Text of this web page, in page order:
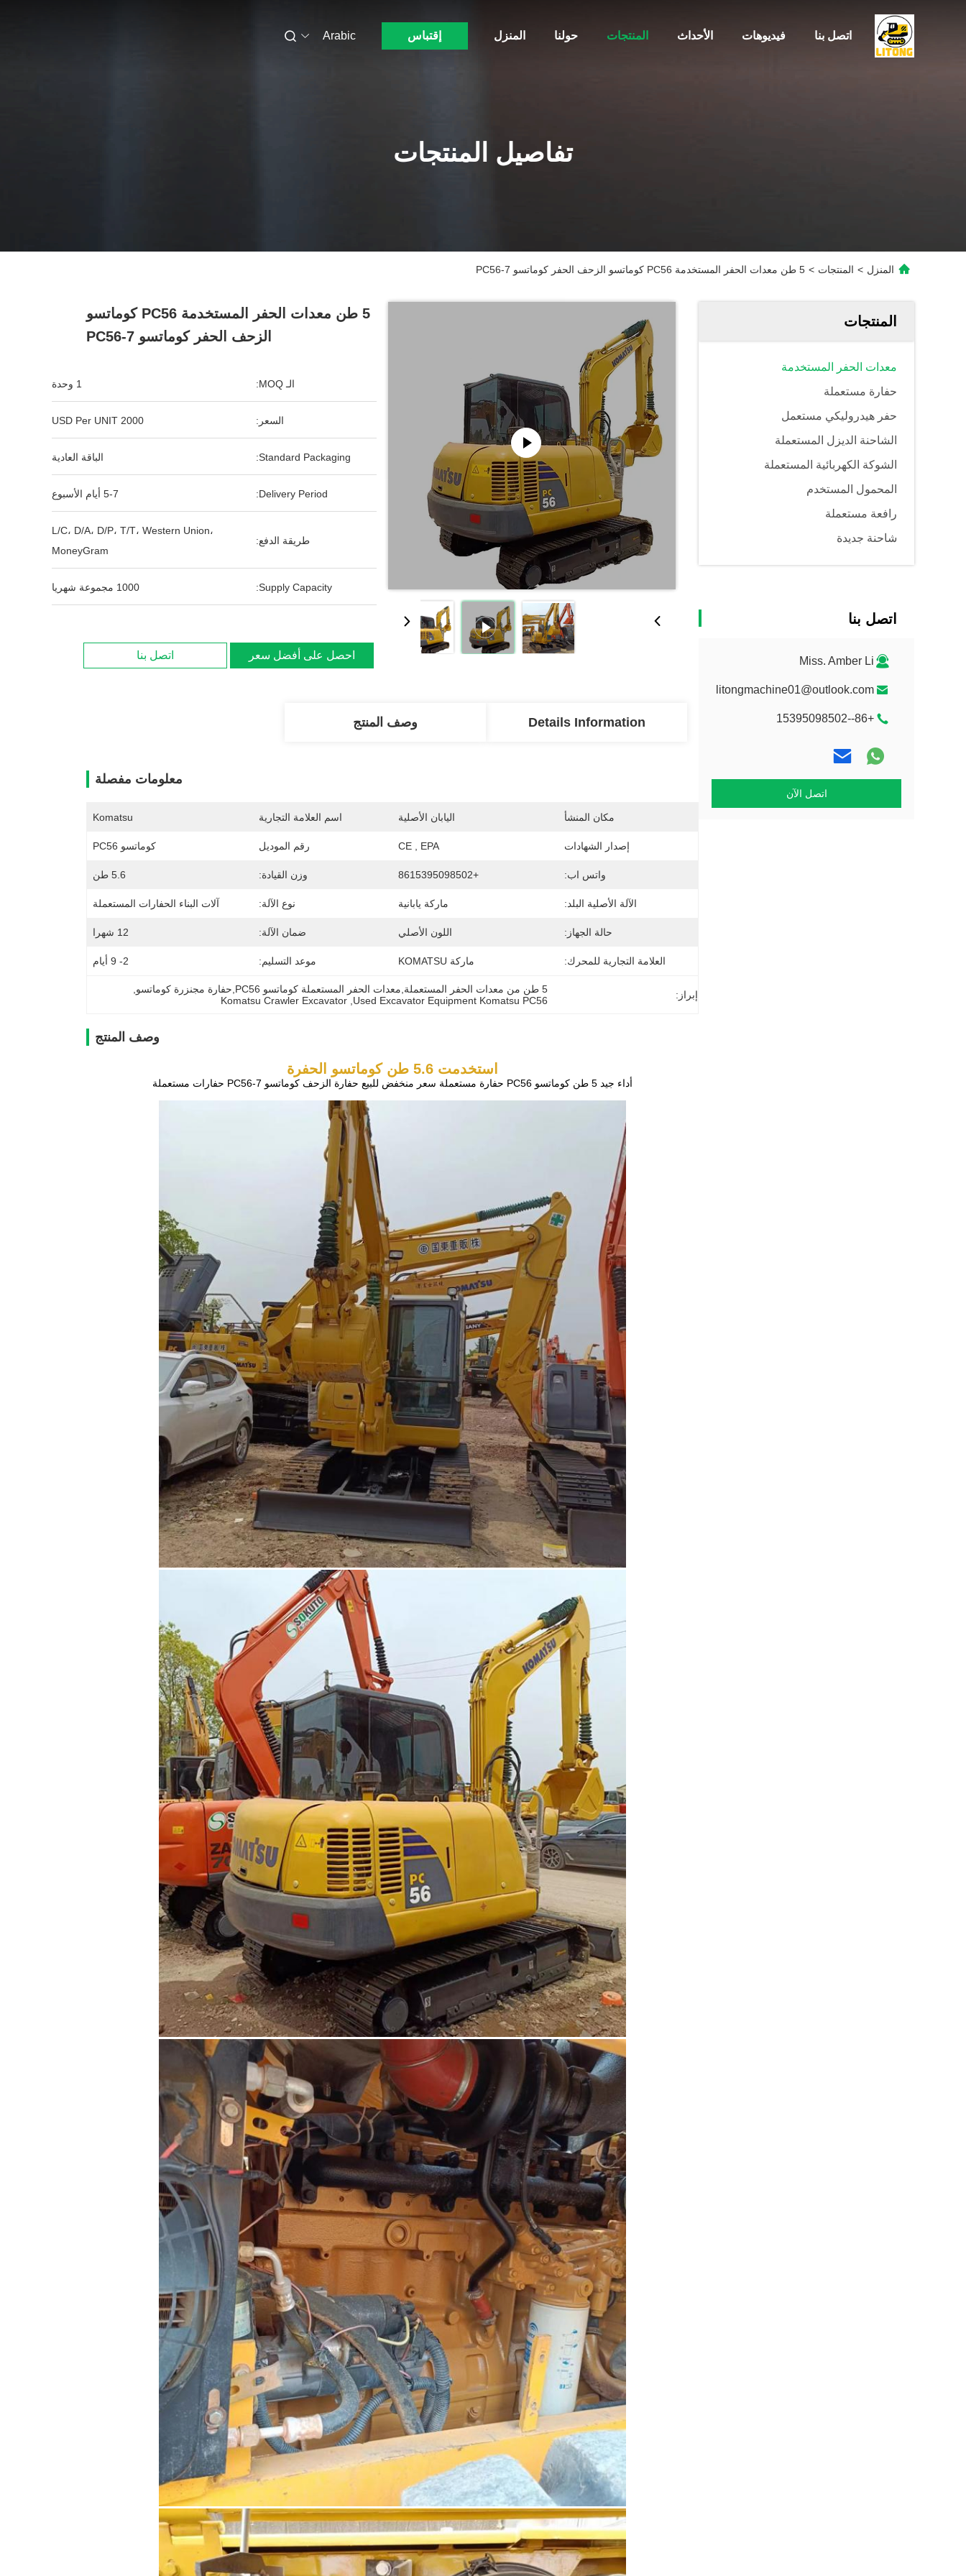
المنزل حولنا المنتجات الأحداث فيديوهات اتصل بنا إقتباس Arabic
تفاصيل المنتجات
المنزل > المنتجات > 5 طن معدات الحفر المستخدمة PC56 كوماتسو الزحف الحفر كوماتسو PC56-7
المنتجات
معدات الحفر المستخدمة
حفارة مستعملة
حفر هيدروليكي مستعمل
الشاحنة الديزل المستعملة
الشوكة الكهربائية المستعملة
المحمول المستخدم
رافعة مستعملة
شاحنة جديدة
اتصل بنا
Miss. Amber Li
litongmachine01@outlook.com
+86--15395098502
اتصل الآن
5 طن معدات الحفر المستخدمة PC56 كوماتسو
الزحف الحفر كوماتسو PC56-7
الـ MOQ: 1 وحدة
السعر: 2000 USD Per UNIT
Standard Packaging: الباقة العادية
Delivery Period: 5-7 أيام الأسبوع
طريقة الدفع:
L/C، D/A، D/P، T/T، Western Union،
MoneyGram
Supply Capacity: 1000 مجموعة شهريا
احصل على أفضل سعر اتصل بنا
Details Information وصف المنتج
معلومات مفصلة
مكان المنشأ اليابان الأصلية اسم العلامة التجارية Komatsu
إصدار الشهادات CE , EPA رقم الموديل كوماتسو PC56
واتس اب: +8615395098502 وزن القيادة: 5.6 طن
الآلة الأصلية البلد: ماركة يابانية نوع الآلة: آلات البناء الحفارات المستعملة
حالة الجهاز: اللون الأصلي ضمان الآلة: 12 شهرا
العلامة التجارية للمحرك: ماركة KOMATSU موعد التسليم: 2- 9 أيام
إبراز: 5 طن من معدات الحفر المستعملة,معدات الحفر المستعملة كوماتسو PC56,حفارة مجنزرة كوماتسو
Used Excavator Equipment Komatsu PC56
,
Komatsu Crawler Excavator
وصف المنتج
استخدمت 5.6 طن كوماتسو الحفرة
أداء جيد 5 طن كوماتسو PC56 حفارة مستعملة سعر منخفض للبيع حفارة الزحف كوماتسو PC56-7 حفارات مستعملة